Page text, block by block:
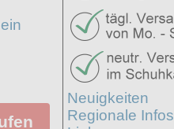
Neuigkeiten
Regionale Infos